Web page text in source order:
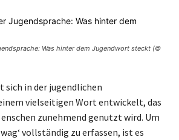
Was hinter dem Jugendwort steckt (©
sich in der jugendlichen
vielseitigen Wort entwickelt, das
zunehmend genutzt wird. Um
vollständig zu erfassen, ist es